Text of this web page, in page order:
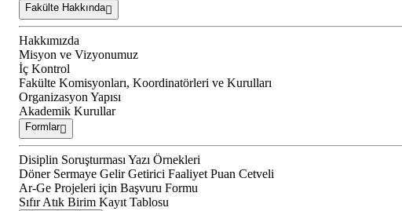
Fakülte Hakkında
Hakkımızda
Misyon ve Vizyonumuz
İç Kontrol
Fakülte Komisyonları, Koordinatörleri ve Kurulları
Organizasyon Yapısı
Akademik Kurullar
Formlar
Disiplin Soruşturması Yazı Örnekleri
Döner Sermaye Gelir Getirici Faaliyet Puan Cetveli
Ar-Ge Projeleri için Başvuru Formu
Sıfır Atık Birim Kayıt Tablosu